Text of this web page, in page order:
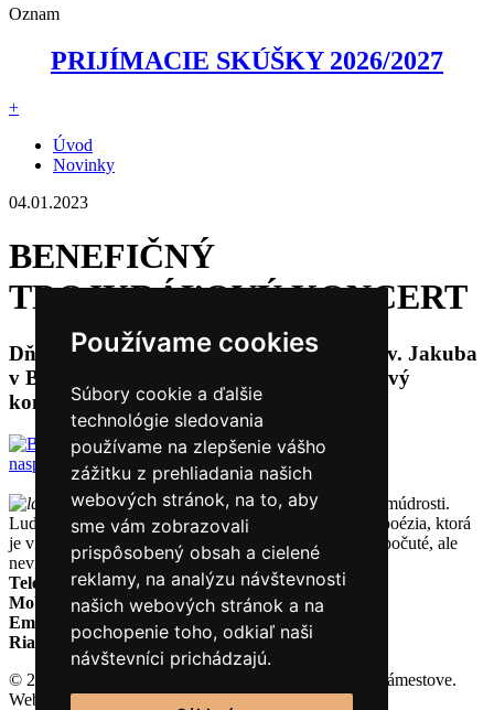
Používame cookies
Súbory cookie a ďalšie
technológie sledovania
používame na zlepšenie vášho
zážitku z prehliadania našich
webových stránok, na to, aby
sme vám zobrazovali
prispôsobený obsah a cielené
reklamy, na analýzu návštevnosti
našich webových stránok a na
pochopenie toho, odkiaľ naši
návštevníci prichádzajú.
Oznam
PRIJÍMACIE SKÚŠKY 2026/2027
+
Úvod
Novinky
04.01.2023
BENEFIČNÝ
TROJKRÁĽOVÝ KONCERT
Dňa 8. 1. 2023 sa o 17:00 hod. v Kostole sv. Jakuba
v Bobrove uskutoční Benefičný Trojkráľový
koncert, na ktorom vystúpia aj naši žiaci.
naspäť
Hudba je zjavením vyššieho rozumu a múdrosti.
Ludwig van Beethoven
Maľovanie je poézia, ktorá
je videná ale nepočutá a poézia je maliarstvo, ktoré je počuté, ale
nevidené.“ Leonardo Da Vinci
Telefón
043 55 22 372
Mobil
0911 774 787, 0911 492 729
Email
zusno@orava.sk
Riaditeľ školyMgr. Tomáš Buc
© 2026 Základná umelecká škola Ignáca Kolčáka v Námestove.
Web stránkyNEONUS.sk